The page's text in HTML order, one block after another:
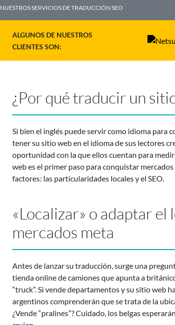
NUESTROS SERVICIOS DE TRADUCCIÓN SEO
ALGUNOS DE NUESTROS
CLIENTES SON:
¿Por qué traducir un
Si bien el inglés puede servir como idioma para
tener su sitio web en el idioma de sus lectores
oportunidad con la que ellos cuentan para
web es el primer paso para conquistar
factores: las particularidades locales y el SEO.
«Localizar» o adaptar el
mercados meta
Antes de lanzar su traducción, surge una
tienda online de camiones que apunta a
“truck”. Si vende departamentos y su sitio web
argentinos comprenderán que se trata de la
¿Vende “pralines”? Cuidado, los belgas